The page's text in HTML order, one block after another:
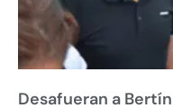
Desafueran a